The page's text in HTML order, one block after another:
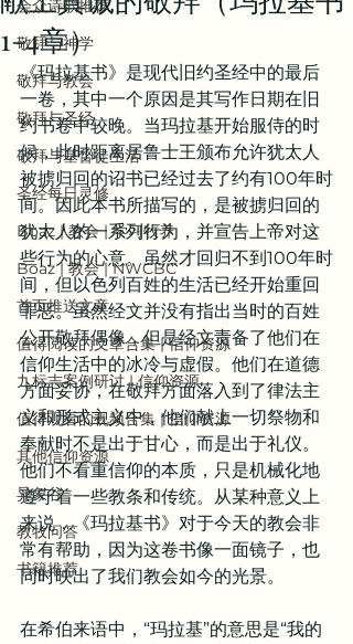
会众诗歌推荐
敬拜与神学
敬拜与教会
敬拜与圣经
敬拜与基督徒生活
圣经每日灵修
Boaz | 教会 | 学习牧养
Boaz | 教会 | NWCBC
首页推送文章
值得阅读的文章合集 | 信仰资源
九标志案例研讨 | 信仰资源
值得观看的视频合集 | 信仰资源
其他信仰资源
异象谷
教牧问答
书籍推荐
1-4章）
《玛拉基书》是现代旧约圣经中的最后
一卷，其中一个原因是其写作日期在旧
约书卷中较晚。当玛拉基开始服侍的时
候，此时距离居鲁士王颁布允许犹太人
被掳归回的诏书已经过去了约有100年时
间。因此本书所描写的，是被掳归回的
犹太人的一系列行为，并宣告上帝对这
些行为的心意。虽然才回归不到100年时
间，但以色列百姓的生活已经开始重回
罪恶。虽然经文并没有指出当时的百姓
公开敬拜偶像，但是经文责备了他们在
信仰生活中的冰冷与虚假。他们在道德
方面妥协，在敬拜方面落入到了律法主
义和形式主义中，他们献上一切祭物和
奉献时不是出于甘心，而是出于礼仪。
他们不看重信仰的本质，只是机械化地
遵守着一些教条和传统。从某种意义上
来说，《玛拉基书》对于今天的教会非
常有帮助，因为这卷书像一面镜子，也
同时映出了我们教会如今的光景。
在希伯来语中，“玛拉基”的意思是“我的